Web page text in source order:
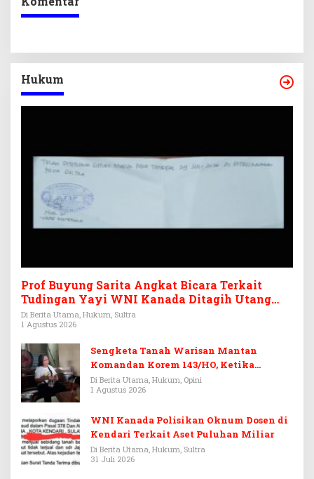
Hukum
Prof Buyung Sarita Angkat Bicara Terkait
Tudingan Yayi WNI Kanada Ditagih Utang
Rp3,6 Miliar
Di Berita Utama, Hukum, Sultra
1 Agustus 2026
Sengketa Tanah Warisan Mantan
Komandan Korem 143/HO, Ketika
Warisan Menjadi Arena Pemerasan
Di Berita Utama, Hukum, Opini
1 Agustus 2026
WNI Kanada Polisikan Oknum Dosen di
Kendari Terkait Aset Puluhan Miliar
Di Berita Utama, Hukum, Sultra
31 Juli 2026